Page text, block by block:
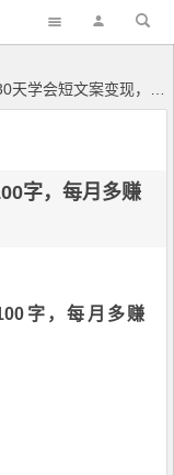
学会短文案变现，轻松打个100字，每月多赚2w+！
字，每月多赚
字 ，每月多赚